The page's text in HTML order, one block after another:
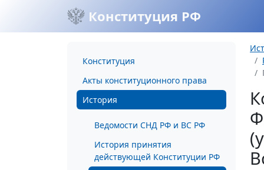
Конституция РФ
Конституция
Акты конституционного права
История
Ведомости СНД РФ и ВС РФ
История принятия
действующей Конституции РФ